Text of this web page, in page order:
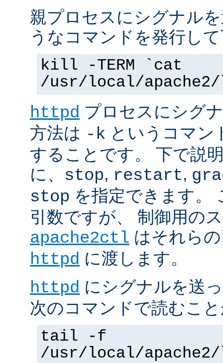
親プロセスにシグナル
うなコマンドを発行し
kill -TERM `cat
/usr/local/
httpd プロセスにシグ
方法は -k というコマン
することです。 下で説
に、 stop, restart,
stop を指定できます。
引数ですが、 制御用の
apache2ctl はそれら
httpd に渡します。
httpd にシグナルを送
次のコマンドで読むこ
tail -f
/usr/local/